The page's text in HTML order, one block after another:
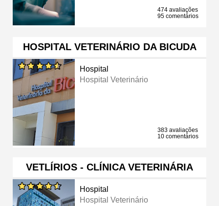
474 avaliações
95 comentários
HOSPITAL VETERINÁRIO DA BICUDA
Hospital
Hospital Veterinário
383 avaliações
10 comentários
VETLÍRIOS - CLÍNICA VETERINÁRIA
Hospital
Hospital Veterinário